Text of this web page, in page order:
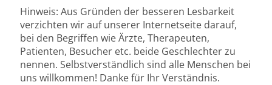
Hinweis: Aus Gründen der besseren Lesbarkeit
verzichten wir auf unserer Internetseite darauf,
bei den Begriffen wie Ärzte, Therapeuten,
Patienten, Besucher etc. beide Geschlechter zu
nennen. Selbstverständlich sind alle Menschen bei
uns willkommen! Danke für Ihr Verständnis.